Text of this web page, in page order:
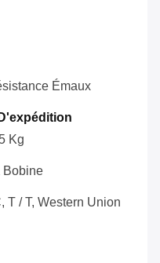
Émaux
5 Kg
Bobine
T / T, Western Union